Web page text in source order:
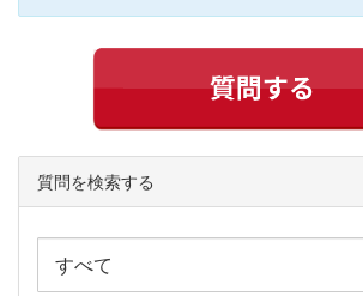
質問を検索する